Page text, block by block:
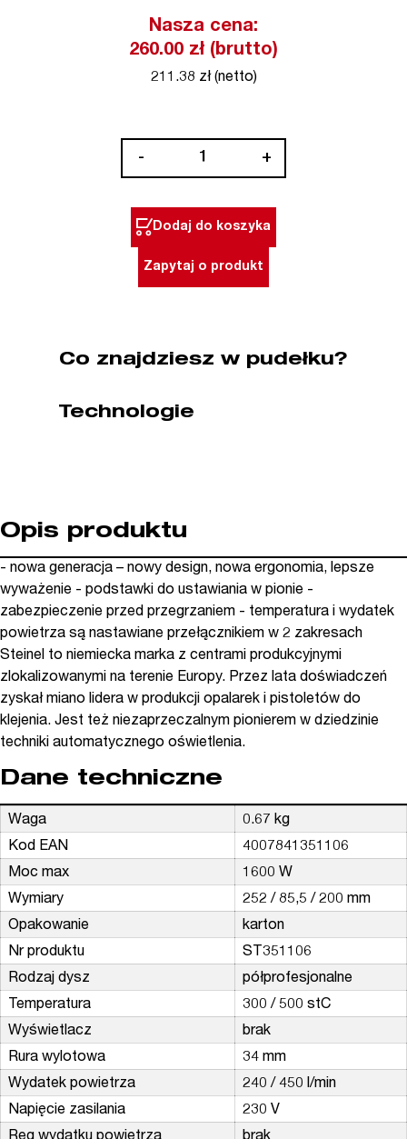
Nasza cena:
260.00 zł (brutto)
211.38 zł (netto)
-
1600W
STEINEL
+
Dodaj do koszyka
Zapytaj o produkt
Co znajdziesz w pudełku?
Technologie
Opis produktu
- nowa generacja – nowy design, nowa ergonomia, lepsze
wyważenie - podstawki do ustawiania w pionie -
zabezpieczenie przed przegrzaniem - temperatura i wydatek
powietrza są nastawiane przełącznikiem w 2 zakresach
Steinel to niemiecka marka z centrami produkcyjnymi
zlokalizowanymi na terenie Europy. Przez lata doświadczeń
zyskał miano lidera w produkcji opalarek i pistoletów do
klejenia. Jest też niezaprzeczalnym pionierem w dziedzinie
techniki automatycznego oświetlenia.
Dane techniczne
Waga
0.67 kg
Kod EAN
4007841351106
Moc max
1600 W
Wymiary
252 / 85,5 / 200 mm
Opakowanie
karton
Nr produktu
ST351106
Rodzaj dysz
półprofesjonalne
Temperatura
300 / 500 stC
Wyświetlacz
brak
Rura wylotowa
34 mm
Wydatek powietrza
240 / 450 l/min
Napięcie zasilania
230 V